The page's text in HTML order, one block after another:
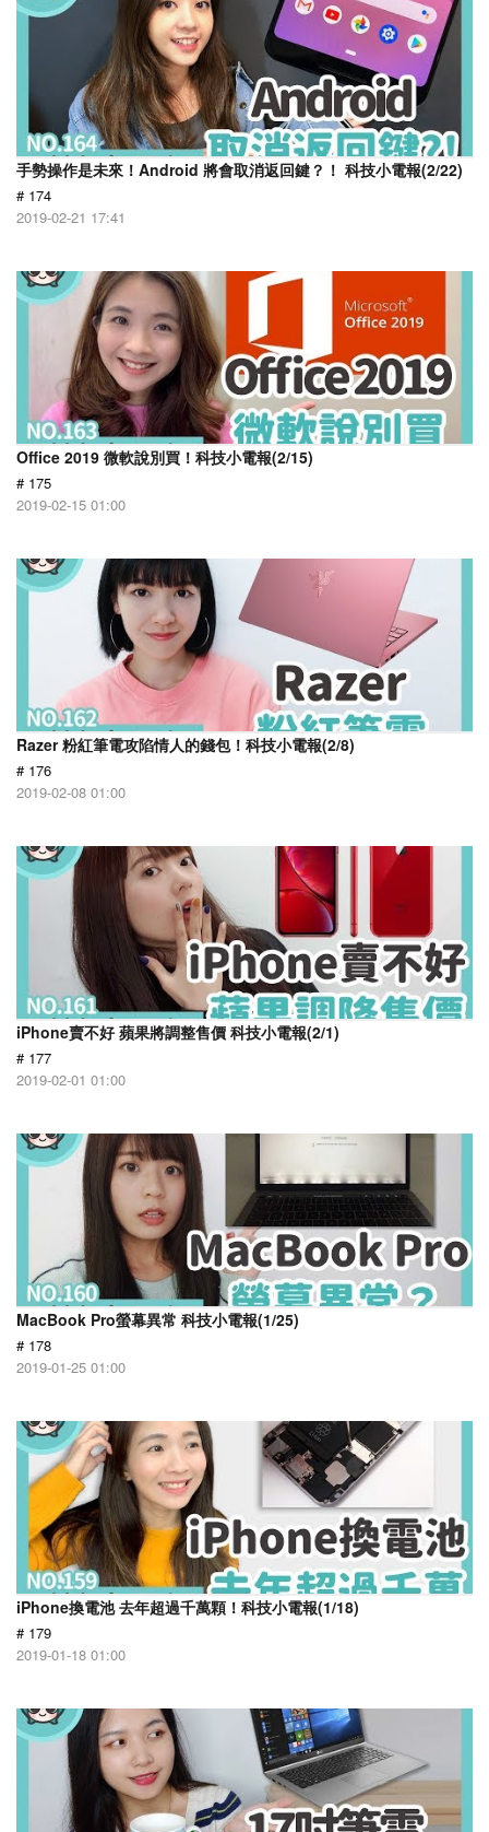
手勢操作是未來！Android 將會取消返回鍵？！ 科技小電報(2/22)
# 174
2019-02-21 17:41
Office 2019 微軟說別買！科技小電報(2/15)
# 175
2019-02-15 01:00
Razer 粉紅筆電攻陷情人的錢包！科技小電報(2/8)
# 176
2019-02-08 01:00
iPhone賣不好 蘋果將調整售價 科技小電報(2/1)
# 177
2019-02-01 01:00
MacBook Pro螢幕異常 科技小電報(1/25)
# 178
2019-01-25 01:00
iPhone換電池 去年超過千萬顆！科技小電報(1/18)
# 179
2019-01-18 01:00